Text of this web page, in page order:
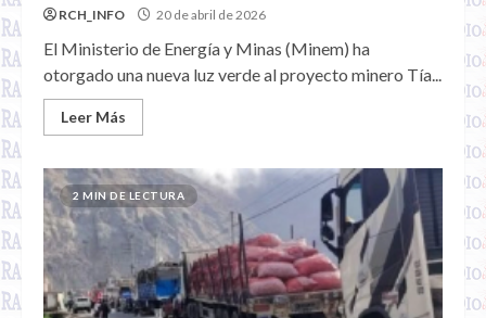
RCH_INFO 20 de abril de 2026
El Ministerio de Energía y Minas (Minem) ha
otorgado una nueva luz verde al proyecto minero Tía...
Leer Más
2 MIN DE LECTURA